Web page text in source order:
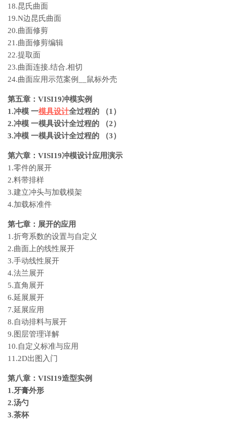
18.昆氏曲面
19.N边昆氏曲面
20.曲面修剪
21.曲面修剪编辑
22.提取面
23.曲面连接.结合.相切
24.曲面应用示范案例__鼠标外壳
第五章：VISI19冲模实例
1.冲模 一模具设计全过程的 （1）
2.冲模 一模具设计全过程的 （2）
3.冲模 一模具设计全过程的 （3）
第六章：VISI19冲模设计应用演示
1.零件的展开
2.料带排样
3.建立冲头与加载模架
4.加载标准件
第七章：展开的应用
1.折弯系数的设置与自定义
2.曲面上的线性展开
3.手动线性展开
4.法兰展开
5.直角展开
6.延展展开
7.延展应用
8.自动排料与展开
9.图层管理详解
10.自定义标准与应用
11.2D出图入门
第八章：VISI19造型实例
1.牙膏外形
2.汤勺
3.茶杯